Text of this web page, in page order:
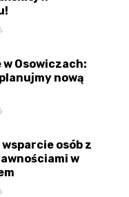
Osowiczach:
nową
wsparcie osób z
w